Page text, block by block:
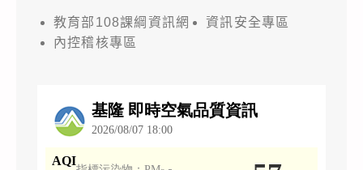
教育部108課綱資訊網
資訊安全專區
內控稽核專區